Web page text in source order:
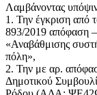
Λαμβάνοντας
1. Την έγκριση από
893/2019 απόφαση –
«Αναβάθμισης
πόλη»,
2. Την με αρ.
Δημοτικού